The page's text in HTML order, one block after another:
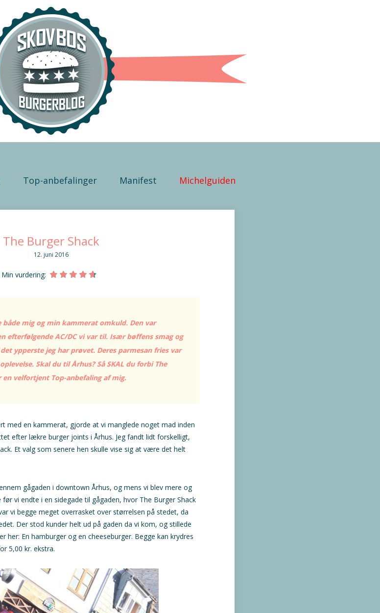
Top-anbefalinger Manifest Michelguiden
The Burger Shack
12. juni 2016
Min vurdering:
mig og min kammerat omkuld. Den var
efterfølgende AC/DC vi var til. Især bøffens smag og
ypperste jeg har prøvet. Deres parmesan fries var
Skal du til Århus? Så SKAL du forbi The
en velfortjent Top-anbefaling af mig.
med en kammerat, gjorde at vi manglede noget mad inden
efter lækre burger joints i Århus. Jeg fandt lidt forskelligt,
Et valg som senere hen skulle vise sig at være det helt
gågaden i downtown Århus, og mens vi blev mere og
vi endte i en sidegade til gågaden, hvor The Burger Shack
vi begge meget overrasket over størrelsen på stedet, da
Der stod kunder helt ud på gaden da vi kom, og stillede
her: En hamburger og en cheeseburger. Begge kan krydres
5,00 kr. ekstra.